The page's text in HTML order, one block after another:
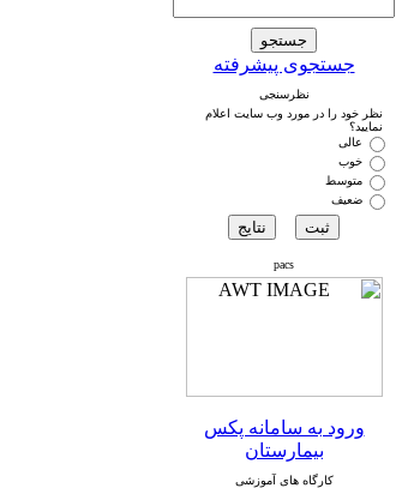
جستجوی پیشرفته
نظرسنجی
نظر خود را در مورد وب سایت اعلام
نمایید؟
عالی
خوب
متوسط
ضعیف
pacs
ورود به سامانه پکس
بیمارستان
کارگاه های آموزشی